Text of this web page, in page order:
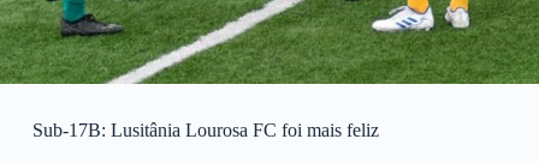
Sub-17B: Lusitânia Lourosa FC foi mais feliz